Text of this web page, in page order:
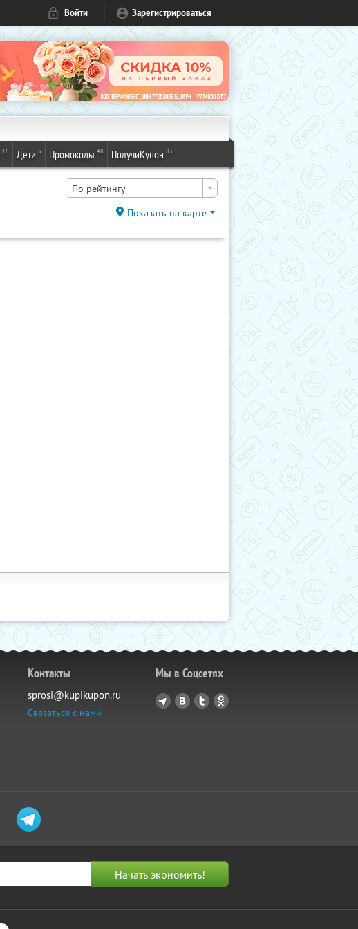
Войти Зарегистрироваться
16 Дети 6 Промокоды 48 ПолучиКупон 83
По рейтингу
Показать на карте
Контакты
sprosi@kupikupon.ru
Связаться с нами
Мы в Соцсетях